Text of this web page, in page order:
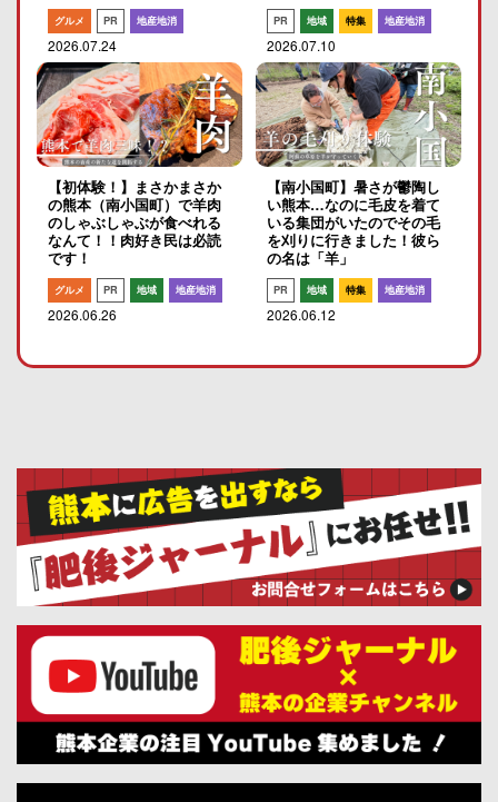
グルメ PR 地産地消
2026.07.24
PR 地域 特集 地産地消
2026.07.10
【初体験！】まさかまさか
の熊本（南小国町）で羊肉
のしゃぶしゃぶが食べれる
なんて！！肉好き民は必読
です！
グルメ PR 地域 地産地消
2026.06.26
【南小国町】暑さが鬱陶し
い熊本…なのに毛皮を着て
いる集団がいたのでその毛
を刈りに行きました！彼ら
の名は「羊」
PR 地域 特集 地産地消
2026.06.12